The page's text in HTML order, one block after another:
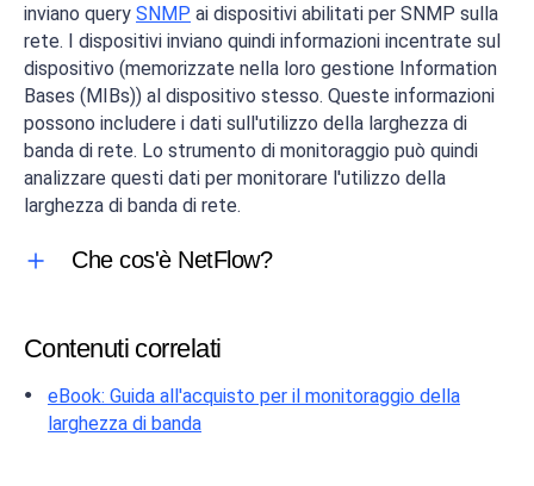
inviano query SNMP ai dispositivi abilitati per SNMP sulla
rete. I dispositivi inviano quindi informazioni incentrate sul
dispositivo (memorizzate nella loro gestione Information
Bases (MIBs)) al dispositivo stesso. Queste informazioni
possono includere i dati sull'utilizzo della larghezza di
banda di rete. Lo strumento di monitoraggio può quindi
analizzare questi dati per monitorare l'utilizzo della
larghezza di banda di rete.
Che cos'è NetFlow?
Contenuti correlati
eBook: Guida all'acquisto per il monitoraggio della
larghezza di banda